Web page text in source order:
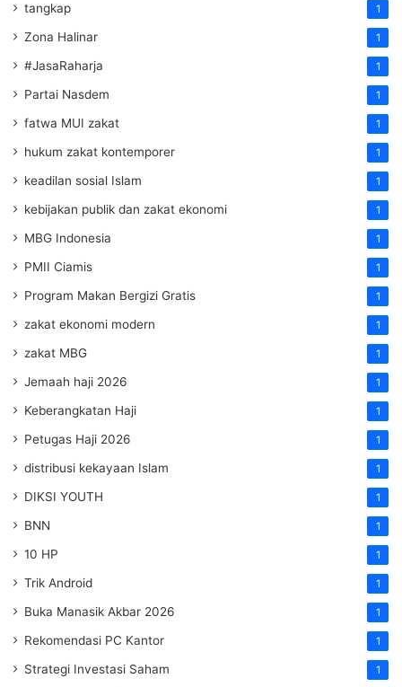
tangkap 1
Zona Halinar 1
#JasaRaharja 1
Partai Nasdem 1
fatwa MUI zakat 1
hukum zakat kontemporer 1
keadilan sosial Islam 1
kebijakan publik dan zakat ekonomi 1
MBG Indonesia 1
PMII Ciamis 1
Program Makan Bergizi Gratis 1
zakat ekonomi modern 1
zakat MBG 1
Jemaah haji 2026 1
Keberangkatan Haji 1
Petugas Haji 2026 1
distribusi kekayaan Islam 1
DIKSI YOUTH 1
BNN 1
10 HP 1
Trik Android 1
Buka Manasik Akbar 2026 1
Rekomendasi PC Kantor 1
Strategi Investasi Saham 1